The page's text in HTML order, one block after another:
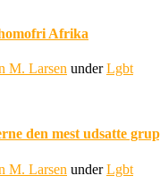
Afrika
M. Larsen underLgbt
den mest udsatte
M. Larsen underLgbt